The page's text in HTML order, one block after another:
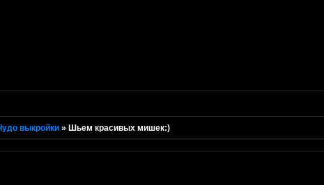
выкройки » Шьем красивых мишек:)